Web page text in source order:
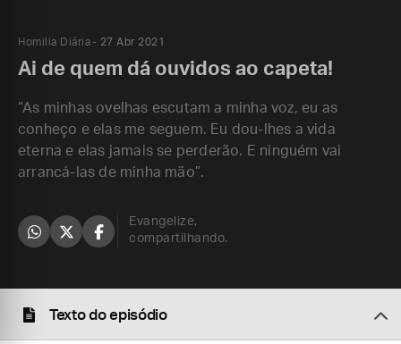
Homilia Diária 27 Abr 2021
Ai de quem dá ouvidos ao capeta!
“As minhas ovelhas escutam a minha voz, eu as
conheço e elas me seguem. Eu dou-lhes a vida
eterna e elas jamais se perderão. E ninguém vai
arrancá-las de minha mão”.
Evangelize,
compartilhando.
Texto do episódio